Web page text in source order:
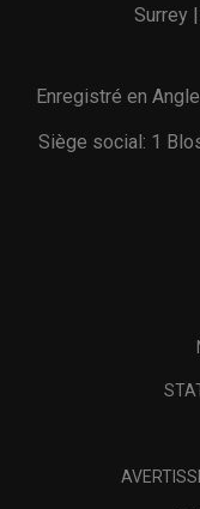
Surrey
Enregistré en
Siège social: 1